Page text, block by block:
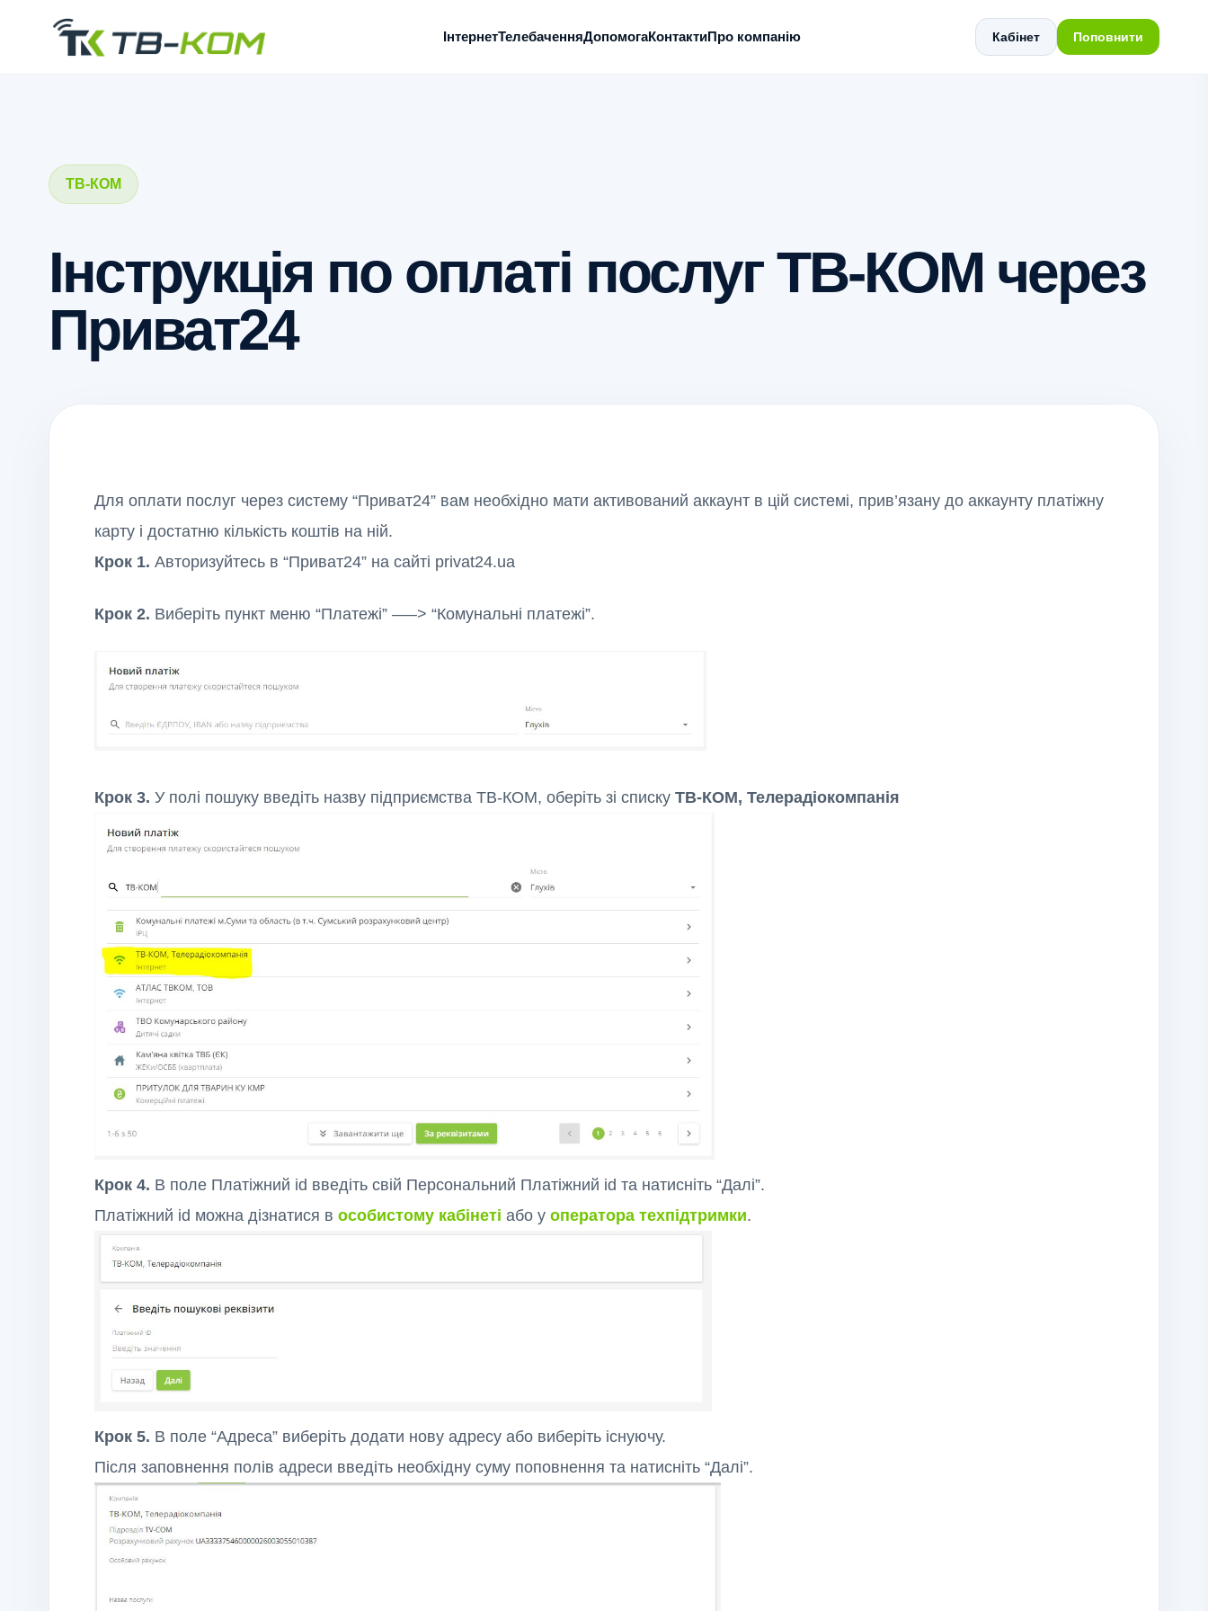
ІнтернетТелебаченняДопомогаКонтактиПро компанію Кабінет Поповнити
ТВ-КОМ
Інструкція по оплаті послуг ТВ-КОМ через
Приват24
Для оплати послуг через систему “Приват24” вам необхідно мати активований аккаунт в цій системі, прив’язану до аккаунту платіжну
карту і достатню кількість коштів на ній.
Крок 1. Авторизуйтесь в “Приват24” на сайті privat24.ua
Крок 2. Виберіть пункт меню “Платежі” —–> “Комунальні платежі”.
Крок 3. У полі пошуку введіть назву підприємства ТВ-КОМ, оберіть зі списку ТВ-КОМ, Телерадіокомпанія
Крок 4. В поле Платіжний id введіть свій Персональний Платіжний id та натисніть “Далі”.
Платіжний id можна дізнатися в особистому кабінеті або уоператора техпідтримки.
Крок 5. В поле “Адреса” виберіть додати нову адресу або виберіть існуючу.
Після заповнення полів адреси введіть необхідну суму поповнення та натисніть “Далі”.